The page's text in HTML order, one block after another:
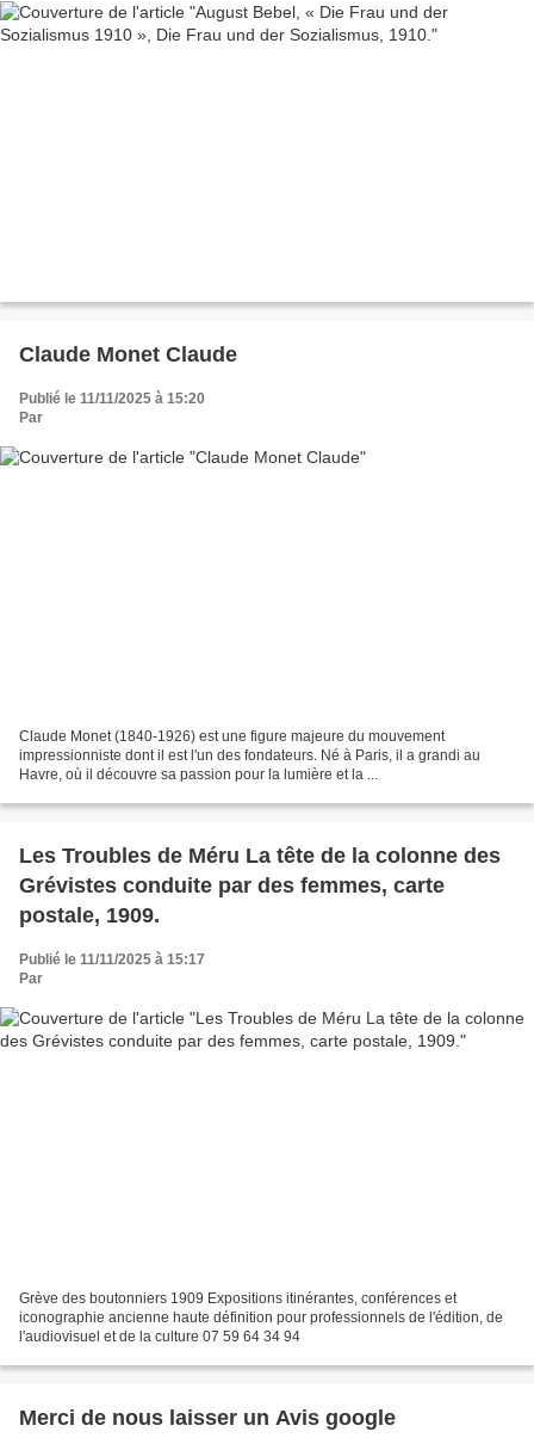
Claude Monet Claude
Publié le 11/11/2025 à 15:20
Par
Claude Monet (1840-1926) est une figure majeure du mouvement
impressionniste dont il est l'un des fondateurs. Né à Paris, il a grandi au
Havre, où il découvre sa passion pour la lumière et la ...
Les Troubles de Méru La tête de la colonne des
Grévistes conduite par des femmes, carte
postale, 1909.
Publié le 11/11/2025 à 15:17
Par
Grève des boutonniers 1909 Expositions itinérantes, conférences et
iconographie ancienne haute définition pour professionnels de l'édition, de
l'audiovisuel et de la culture 07 59 64 34 94
Merci de nous laisser un Avis google